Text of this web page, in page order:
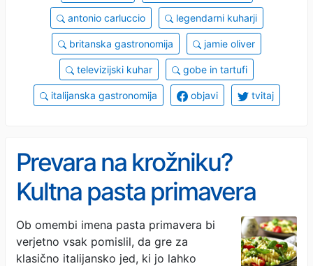
antonio carluccio legendarni kuharji
britanska gastronomija jamie oliver
televizijski kuhar gobe in tartufi
italijanska gastronomija objavi tvitaj
Prevara na krožniku?
Kultna pasta primavera
sploh ni italijanska iznajdba
Ob omembi imena pasta primavera bi
verjetno vsak pomislil, da gre za
klasično italijansko jed, ki jo lahko